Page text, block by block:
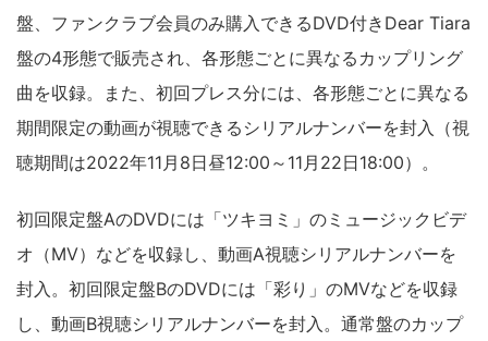
盤、ファンクラブ会員のみ購入できるDVD付きDear Tiara
盤の4形態で販売され、各形態ごとに異なるカップリング
曲を収録。また、初回プレス分には、各形態ごとに異なる
期間限定の動画が視聴できるシリアルナンバーを封入（視
聴期間は2022年11月8日昼12:00～11月22日18:00）。
初回限定盤AのDVDには「ツキヨミ」のミュージックビデ
オ（MV）などを収録し、動画A視聴シリアルナンバーを
封入。初回限定盤BのDVDには「彩り」のMVなどを収録
し、動画B視聴シリアルナンバーを封入。通常盤のカップ